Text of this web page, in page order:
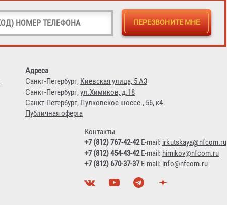
Адреса
Санкт-Петербург, Киевская улица, 5 А3
Санкт-Петербург,ул.Химиков, д.18
Санкт-Петербург, Пулковское шоссе., 56, к4
Публичная оферта
Контакты
+7 (812) 767-42-42E-mail: irkutskaya@nfcom.ru
+7 (812) 454-43-42E-mail: himikov@nfcom.ru
+7 (812) 670-37-37E-mail: info@nfcom.ru